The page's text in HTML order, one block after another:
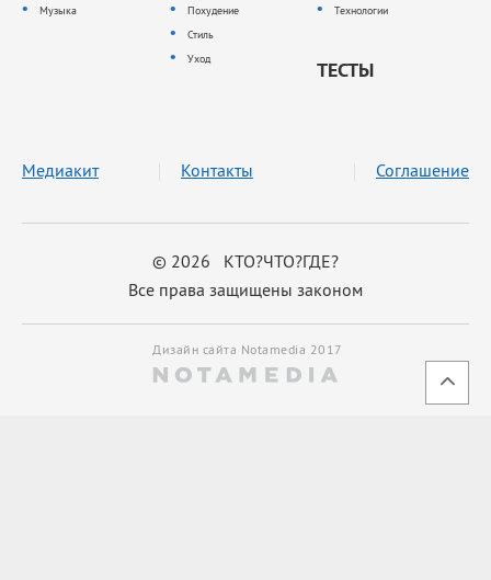
Музыка
Похудение
Стиль
Уход
Технологии
ТЕСТЫ
© 2026 КТО?ЧТО?ГДЕ?
Все права защищены законом
Медиакит Контакты Соглашение
Дизайн сайта Notamedia 2017